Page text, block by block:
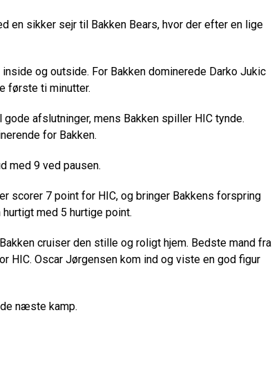
en sikker sejr til Bakken Bears, hvor der efter en lige
og outside. For Bakken dominerede Darko Jukic
første ti minutter.
afslutninger, mens Bakken spiller HIC tynde.
for Bakken.
med 9 ved pausen.
scorer 7 point for HIC, og bringer Bakkens forspring
med 5 hurtige point.
cruiser den stille og roligt hjem. Bedste mand fra
HIC. Oscar Jørgensen kom ind og viste en god figur
næste kamp.